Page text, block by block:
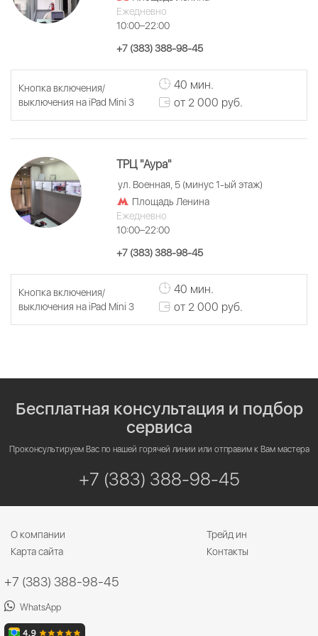
Ежедневно
10:00–22:00
+7 (383) 388-98-45
Кнопка включения/
выключения на iPad Mini 3
40 мин.
от 2 000 руб.
ТРЦ "Аура"
ул. Военная, 5 (минус 1-ый этаж)
Площадь Ленина
Ежедневно
10:00–22:00
+7 (383) 388-98-45
Кнопка включения/
выключения на iPad Mini 3
40 мин.
от 2 000 руб.
Бесплатная консультация и подбор
сервиса
Проконсультируем Вас по нашей горячей линии или отправим к Вам мастера
+7 (383) 388-98-45
О компании
Трейд ин
Карта сайта
Контакты
+7 (383) 388-98-45
WhatsApp